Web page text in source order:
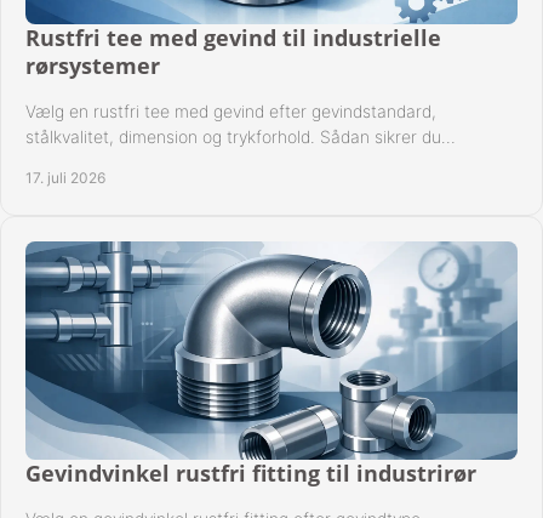
Rustfri tee med gevind til industrielle
rørsystemer
Vælg en rustfri tee med gevind efter gevindstandard,
stålkvalitet, dimension og trykforhold. Sådan sikrer du
17. juli 2026
Gevindvinkel rustfri fitting til industrirør